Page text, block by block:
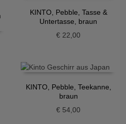
KINTO, Pebble, Tasse &
Untertasse, braun
€ 22,00
KINTO, Pebble, Teekanne,
braun
€ 54,00